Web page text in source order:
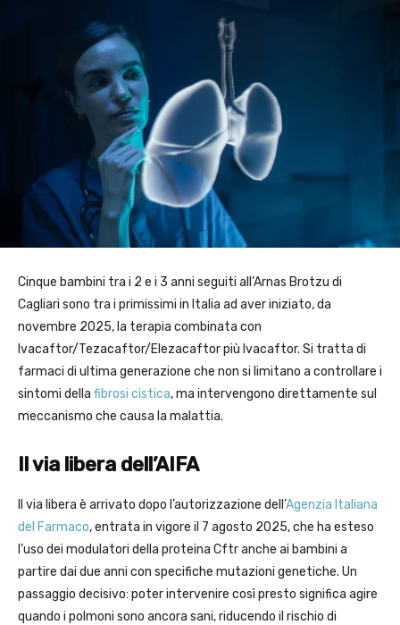
Cinque bambini tra i 2 e i 3 anni seguiti all’Arnas Brotzu di
Cagliari sono tra i primissimi in Italia ad aver iniziato, da
novembre 2025, la terapia combinata con
Ivacaftor/Tezacaftor/Elezacaftor più Ivacaftor. Si tratta di
farmaci di ultima generazione che non si limitano a controllare i
sintomi della fibrosi cistica, ma intervengono direttamente sul
meccanismo che causa la malattia.
Il via libera dell’AIFA
Il via libera è arrivato dopo l’autorizzazione dell’Agenzia Italiana
del Farmaco, entrata in vigore il 7 agosto 2025, che ha esteso
l’uso dei modulatori della proteina Cftr anche ai bambini a
partire dai due anni con specifiche mutazioni genetiche. Un
passaggio decisivo: poter intervenire così presto significa agire
quando i polmoni sono ancora sani, riducendo il rischio di